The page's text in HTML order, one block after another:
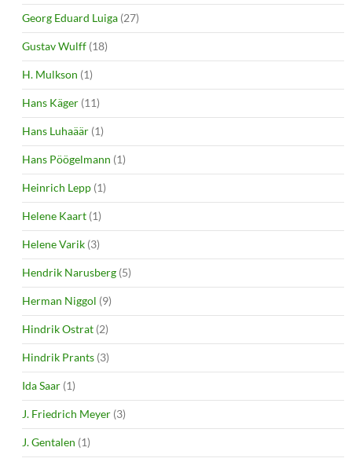
Georg Eduard Luiga (27)
Gustav Wulff (18)
H. Mulkson (1)
Hans Käger (11)
Hans Luhaäär (1)
Hans Pöögelmann (1)
Heinrich Lepp (1)
Helene Kaart (1)
Helene Varik (3)
Hendrik Narusberg (5)
Herman Niggol (9)
Hindrik Ostrat (2)
Hindrik Prants (3)
Ida Saar (1)
J. Friedrich Meyer (3)
J. Gentalen (1)